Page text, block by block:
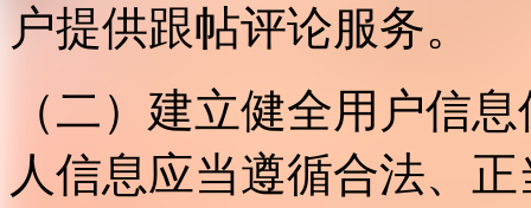
户提供跟帖评论服务。
（二）建立健全用户信
人信息应当遵循合法、